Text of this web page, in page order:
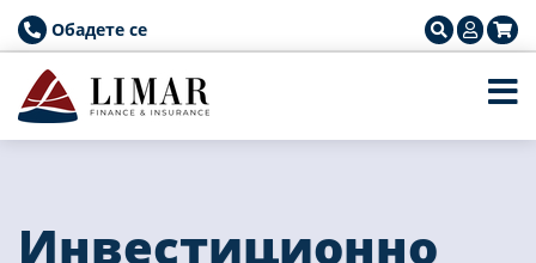
Обадете се
Инвестиционно